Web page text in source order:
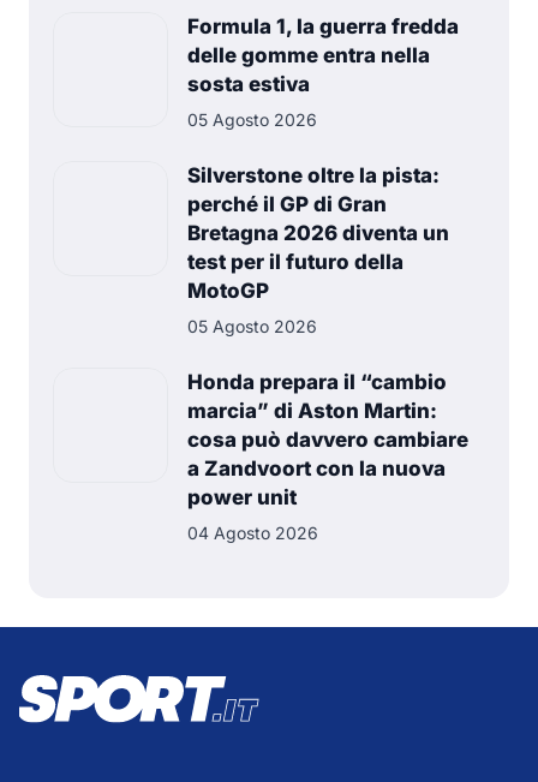
Formula 1, la guerra fredda
delle gomme entra nella
sosta estiva
05 Agosto 2026
Silverstone oltre la pista:
perché il GP di Gran
Bretagna 2026 diventa un
test per il futuro della
MotoGP
05 Agosto 2026
Honda prepara il “cambio
marcia” di Aston Martin:
cosa può davvero cambiare
a Zandvoort con la nuova
power unit
04 Agosto 2026